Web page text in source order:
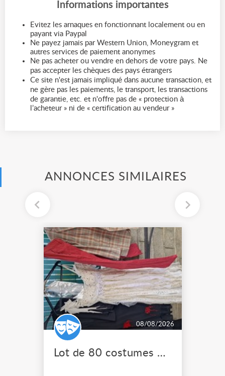
Informations importantes
Evitez les arnaques en fonctionnant localement ou en
payant via Paypal
Ne payez jamais par Western Union, Moneygram et
autres services de paiement anonymes
Ne pas acheter ou vendre en dehors de votre pays. Ne
pas accepter les chèques des pays étrangers
Ce site n'est jamais impliqué dans aucune transaction, et
ne gère pas les paiements, le transport, les transactions
de garantie, etc. et n'offre pas de « protection à
l’acheteur » ni de « certification au vendeur »
ANNONCES SIMILAIRES
08/08/2026
Lot de 80 costumes de scène pro